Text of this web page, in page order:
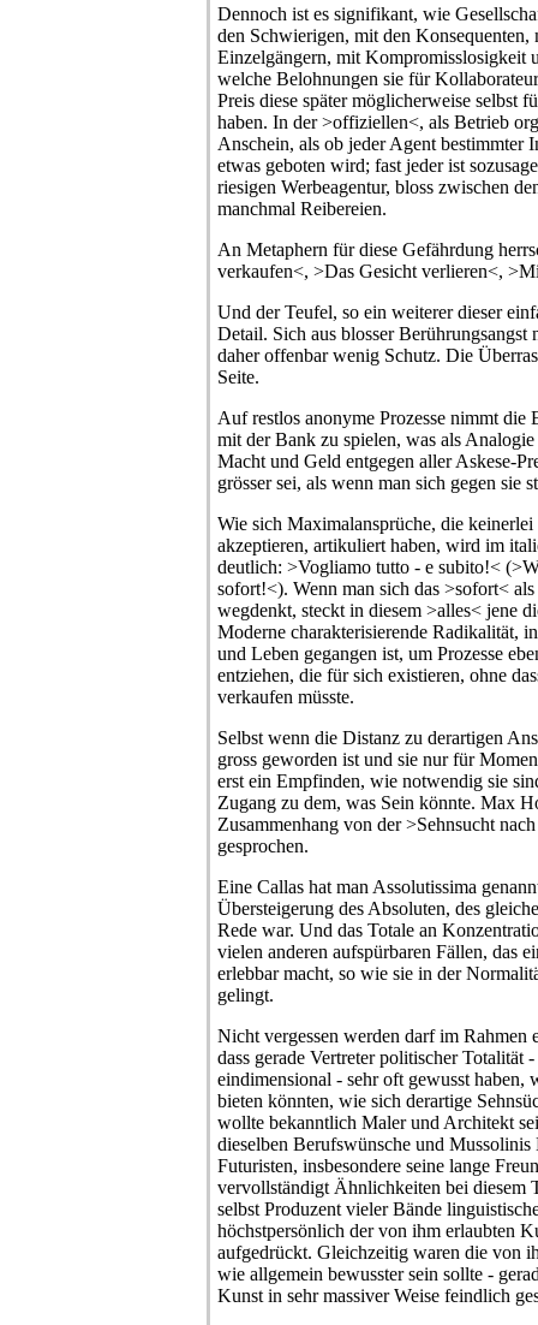
Dennoch ist es signifikant, wie
den Schwierigen, mit den
Einzelgängern, mit Kompromisslosigkeit
welche Belohnungen sie für
Preis diese später möglicherweise selbst
haben. In der >offiziellen<, als Betrieb
Anschein, als ob jeder Agent bestimmter
etwas geboten wird; fast jeder ist
riesigen Werbeagentur, bloss zwischen
manchmal Reibereien.
An Metaphern für diese Gefährdung
verkaufen<, >Das Gesicht verlieren<,
Und der Teufel, so ein weiterer dieser
Detail. Sich aus blosser Berührungsangst
daher offenbar wenig Schutz. Die
Seite.
Auf restlos anonyme Prozesse nimmt
mit der Bank zu spielen, was als
Macht und Geld entgegen aller Askese-
grösser sei, als wenn man sich gegen sie
Wie sich Maximalansprüche, die
akzeptieren, artikuliert haben, wird im
deutlich: >Vogliamo tutto - e subito!<
sofort!<). Wenn man sich das >sofort<
wegdenkt, steckt in diesem >alles< jene
Moderne charakterisierende Radikalität,
und Leben gegangen ist, um Prozesse
entziehen, die für sich existieren, ohne
verkaufen müsste.
Selbst wenn die Distanz zu derartigen
gross geworden ist und sie nur für
erst ein Empfinden, wie notwendig sie
Zugang zu dem, was Sein könnte. Max
Zusammenhang von der >Sehnsucht
gesprochen.
Eine Callas hat man Assolutissima
Übersteigerung des Absoluten, des
Rede war. Und das Totale an
vielen anderen aufspürbaren Fällen, das
erlebbar macht, so wie sie in der
gelingt.
Nicht vergessen werden darf im Rahmen
dass gerade Vertreter politischer Totalität
eindimensional - sehr oft gewusst haben,
bieten könnten, wie sich derartige
wollte bekanntlich Maler und Architekt
dieselben Berufswünsche und
Futuristen, insbesondere seine lange
vervollständigt Ähnlichkeiten bei diesem
selbst Produzent vieler Bände
höchstpersönlich der von ihm erlaubten
aufgedrückt. Gleichzeitig waren die von
wie allgemein bewusster sein sollte -
Kunst in sehr massiver Weise feindlich